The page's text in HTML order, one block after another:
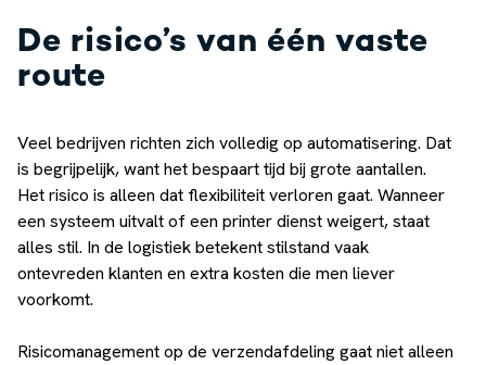
De risico’s van één vaste
route
Veel bedrijven richten zich volledig op automatisering. Dat
is begrijpelijk, want het bespaart tijd bij grote aantallen.
Het risico is alleen dat flexibiliteit verloren gaat. Wanneer
een systeem uitvalt of een printer dienst weigert, staat
alles stil. In de logistiek betekent stilstand vaak
ontevreden klanten en extra kosten die men liever
voorkomt.
Risicomanagement op de verzendafdeling gaat niet alleen